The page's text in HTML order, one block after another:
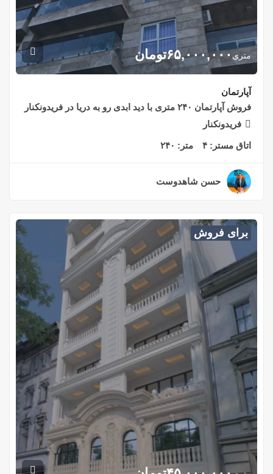
متری۶۵,۰۰۰,۰۰۰تومان
آپارتمان
فروش آپارتمان ۲۴۰ متری با دید ابدی رو به دریا در فریدونکنار
فریدونکنار
اتاق مستر: ۴ متر: ۲۴۰
حسن شاهدوست
برای فروش